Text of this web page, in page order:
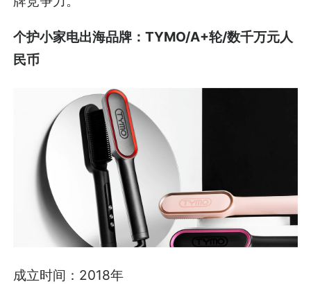
个护小家电出海品牌：TYMO/A+轮/数千万元人
民币
成立时间：2018年